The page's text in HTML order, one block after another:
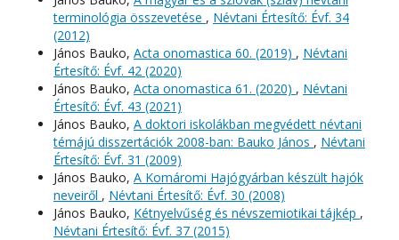
terminológia összevetése , Névtani Értesítő: Évf. 34
(2012)
János Bauko, Acta onomastica 60. (2019) , Névtani
Értesítő: Évf. 42 (2020)
János Bauko, Acta onomastica 61. (2020) , Névtani
Értesítő: Évf. 43 (2021)
János Bauko, A doktori iskolákban megvédett névtani
témájú disszertációk 2008-ban: Bauko János , Névtani
Értesítő: Évf. 31 (2009)
János Bauko, A Komáromi Hajógyárban készült hajók
neveiről , Névtani Értesítő: Évf. 30 (2008)
János Bauko, Kétnyelvűség és névszemiotikai tájkép ,
Névtani Értesítő: Évf. 37 (2015)